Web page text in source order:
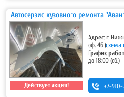
Автосервис кузовного ремонта
Действует акция!
Адрес: г.
оф. 46(схема
График
до 18:00 (сб.)